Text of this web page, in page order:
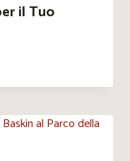
il Tuo